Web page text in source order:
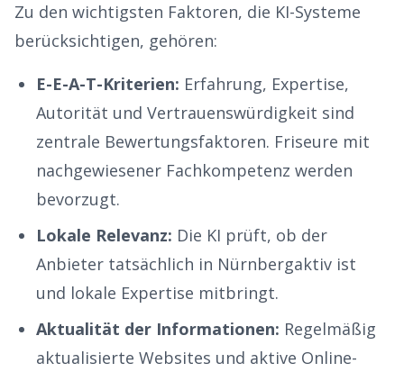
Zu den wichtigsten Faktoren, die KI-Systeme
berücksichtigen, gehören:
E-E-A-T-Kriterien: Erfahrung, Expertise,
Autorität und Vertrauenswürdigkeit sind
zentrale Bewertungsfaktoren. Friseure mit
nachgewiesener Fachkompetenz werden
bevorzugt.
Lokale Relevanz: Die KI prüft, ob der
Anbieter tatsächlich in Nürnbergaktiv ist
und lokale Expertise mitbringt.
Aktualität der Informationen: Regelmäßig
aktualisierte Websites und aktive Online-